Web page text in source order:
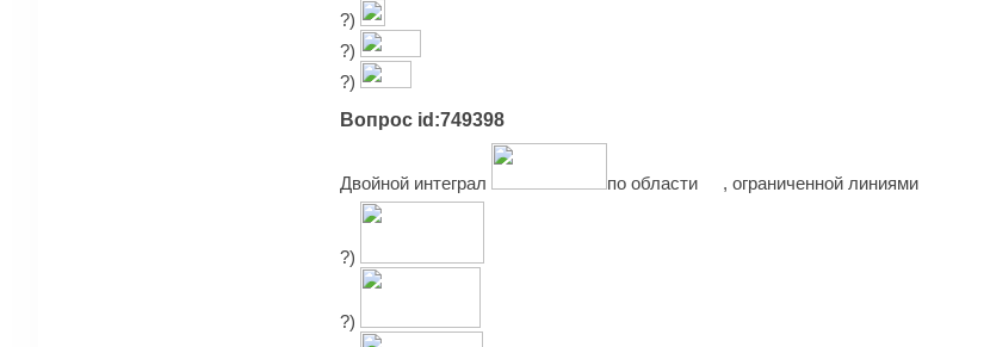
?)
?)
?)
Вопрос id:749398
Двойной интеграл по области , ограниченной линиями
?)
?)